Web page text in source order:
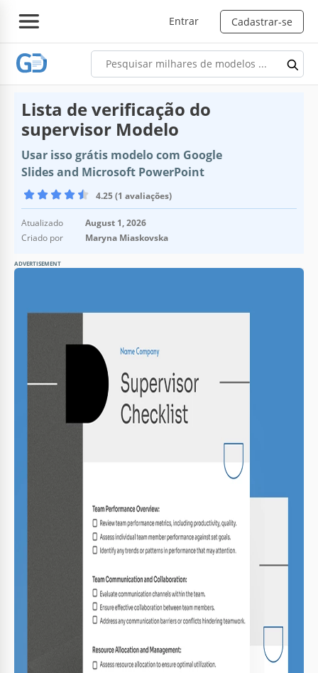
Entrar Cadastrar-se
Lista de verificação do
supervisor Modelo
Usar isso grátis modelo com Google
Slides and Microsoft PowerPoint
4.25 (1 avaliações)
Atualizado
August 1, 2026
Criado por
Maryna Miaskovska
ADVERTISEMENT